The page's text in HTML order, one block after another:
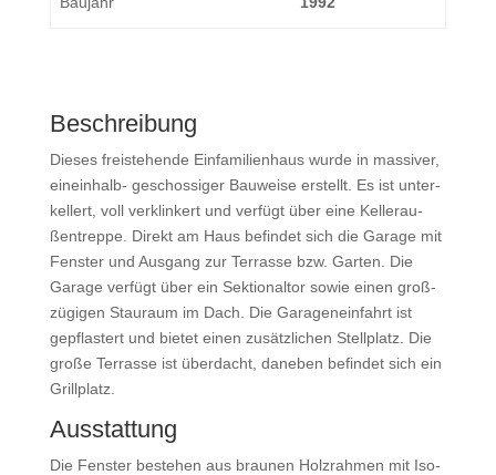
Beschrei­bung
Die­ses frei­ste­hen­de Ein­fa­mi­li­en­haus wur­de in mas­si­ver,
ein­ein­halb- geschos­si­ger Bau­wei­se erstellt. Es ist unter­
kel­lert, voll ver­klin­kert und ver­fügt über eine Kel­ler­au­
ßen­trep­pe. Direkt am Haus befin­det sich die Gara­ge mit
Fens­ter und Aus­gang zur Ter­ras­se bzw. Gar­ten. Die
Gara­ge ver­fügt über ein Sek­tio­nal­tor sowie einen groß­
zü­gi­gen Stau­raum im Dach. Die Gara­gen­ein­fahrt ist
gepflas­tert und bie­tet einen zusätz­li­chen Stell­platz. Die
gro­ße Ter­ras­se ist über­dacht, dane­ben befin­det sich ein
Grillplatz.
Aus­stat­tung
Die Fens­ter bestehen aus brau­nen Holz­rah­men mit Iso­